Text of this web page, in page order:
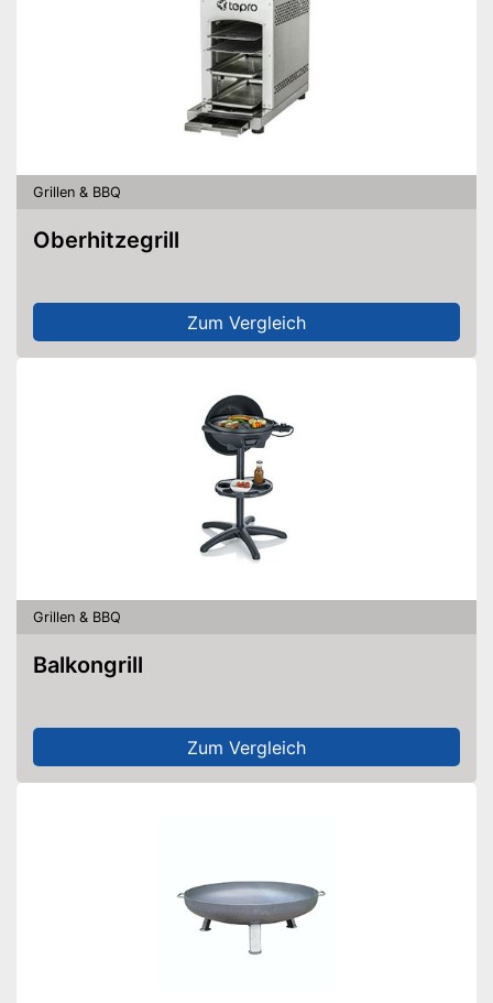
Grillen & BBQ
Oberhitzegrill
Zum Vergleich
Grillen & BBQ
Balkongrill
Zum Vergleich